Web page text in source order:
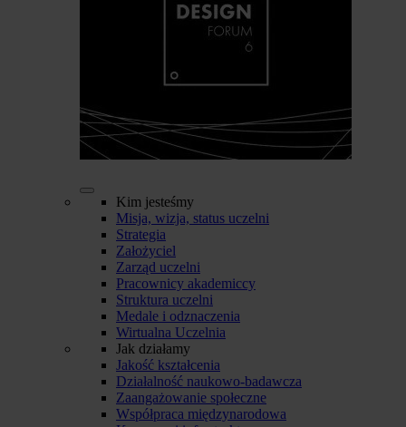
Kim jesteśmy
Misja, wizja, status uczelni
Strategia
Założyciel
Zarząd uczelni
Pracownicy akademiccy
Struktura uczelni
Medale i odznaczenia
Wirtualna Uczelnia
Jak działamy
Jakość kształcenia
Działalność naukowo-badawcza
Zaangażowanie społeczne
Współpraca międzynarodowa